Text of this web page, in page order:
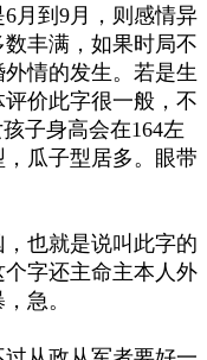
月到9月，则感情异
丰满，如果时局不
情的发生。若是生
价此字很一般，不
子身高会在164左
瓜子型居多。眼带
也就是说叫此字的
字还主命主本人外
急。